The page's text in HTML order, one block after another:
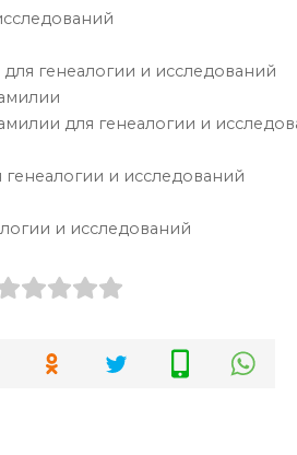
генеалогии и исследований
для генеалогии и
и исследований
и исследований